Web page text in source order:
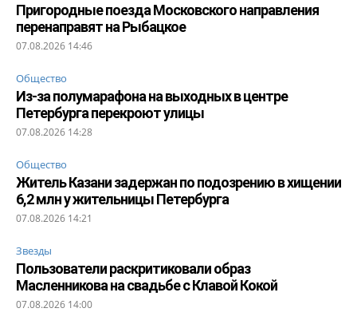
Пригородные поезда Московского направления
перенаправят на Рыбацкое
07.08.2026 14:46
Общество
Из-за полумарафона на выходных в центре
Петербурга перекроют улицы
07.08.2026 14:28
Общество
Житель Казани задержан по подозрению в хищении
6,2 млн у жительницы Петербурга
07.08.2026 14:21
Звезды
Пользователи раскритиковали образ
Масленникова на свадьбе с Клавой Кокой
07.08.2026 14:00